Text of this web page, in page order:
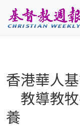
香港華人
教導教牧
養